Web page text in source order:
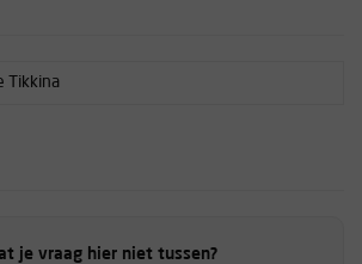
Tikkina
je vraag hier niet tussen?